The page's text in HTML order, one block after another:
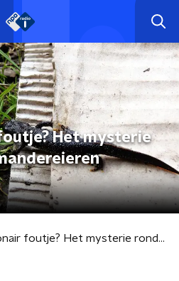
Het mysterie
Evolutionair foutje? Het mysterie rondom salamandereieren